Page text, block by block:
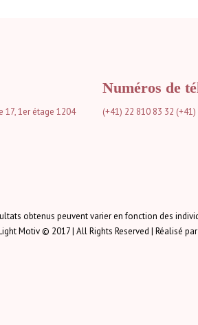
17, 1er étage 1204
Numéros de
(+41) 22 810 83 32
obtenus peuvent varier en fonction des
Motiv © 2017 | All Rights Reserved | Réalisé